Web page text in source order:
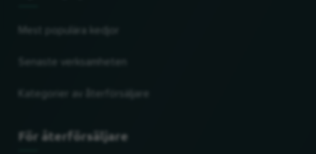
Senaste verksamheten
Kategorier av återförsäljare
För återförsäljare